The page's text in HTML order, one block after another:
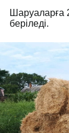
Шаруаларға
беріледі.